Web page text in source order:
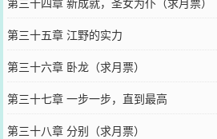
第三十五章 江野的实力
第三十六章 卧龙（求月票）
第三十七章 一步一步，直到最高
第三十八章 分别（求月票）